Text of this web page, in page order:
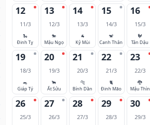
12
11/3
🐍
Đinh Tỵ
13
12/3
🐎
Mậu Ngọ
14
13/3
🐐
Kỷ Mùi
15
14/3
🐒
Canh Thân
16
15/3
🐓
Tân Dậu
19
18/3
🐀
Giáp Tý
20
19/3
🐂
Ất Sửu
21
20/3
🐅
Bính Dần
22
21/3
🐈
Đinh Mão
23
22/3
🐉
Mậu Thìn
26
25/3
27
26/3
28
27/3
29
28/3
30
29/3